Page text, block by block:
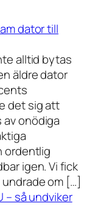
dator till
alltid bytas
äldre dator
det sig att
onödiga
ordentlig
igen. Vi fick
om […]
– så undviker